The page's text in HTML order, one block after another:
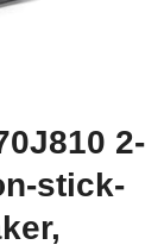
2-
stick-